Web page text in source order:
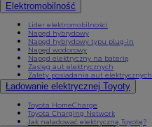
Elektromobilność
Lider elektromobilności
Napęd hybrydowy
Napęd hybrydowy typu plug-in
Napęd wodorowy
Napęd elektryczny na baterię
Zasięg aut elektrycznych
Zalety posiadania aut elektrycznych
Ładowanie elektrycznej Toyoty
Toyota HomeCharge
Toyota Charging Network
Jak naładować elektryczną Toyotę?